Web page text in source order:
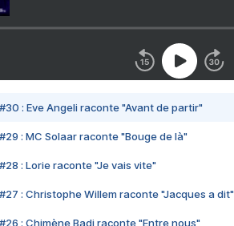
#30 : Eve Angeli raconte "Avant de partir"
#29 : MC Solaar raconte "Bouge de là"
#28 : Lorie raconte "Je vais vite"
#27 : Christophe Willem raconte "Jacques a dit"
#26 : Chimène Badi raconte "Entre nous"